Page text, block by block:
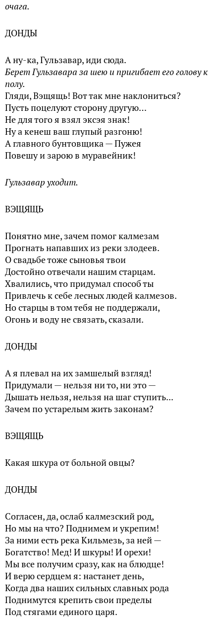
очага.
ДОНДЫ
А ну-ка, Гульзавар, иди сюда.
Берет Гульзавара за шею и пригибает его голову к
полу.
Гляди, Вэщящь! Вот так мне наклониться?
Пусть поцелуют сторону другую…
Не для того я взял эксэя знак!
Ну а кенеш ваш глупый разгоню!
А главного бунтовщика — Пужея
Повешу и зарою в муравейник!
Гульзавар уходит.
ВЭЩЯЩЬ
Понятно мне, зачем помог калмезам
Прогнать напавших из реки злодеев.
О свадьбе тоже сыновья твои
Достойно отвечали нашим старцам.
Хвалились, что придумал способ ты
Привлечь к себе лесных людей калмезов.
Но старцы в том тебя не поддержали,
Огонь и воду не связать, сказали.
ДОНДЫ
А я плевал на их замшелый взгляд!
Придумали — нельзя ни то, ни это —
Дышать нельзя, нельзя на шаг ступить...
Зачем по устарелым жить законам?
ВЭЩЯЩЬ
Какая шкура от больной овцы?
ДОНДЫ
Согласен, да, ослаб калмезский род,
Но мы на что? Поднимем и укрепим!
За ними есть река Кильмезь, за ней —
Богатство! Мед! И шкуры! И орехи!
Мы все получим сразу, как на блюдце!
И верю сердцем я: настанет день,
Когда два наших сильных славных рода
Поднимутся крепить свои пределы
Под стягами единого царя.